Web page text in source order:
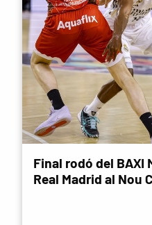
Final rodó del BAXI
Real Madrid al Nou